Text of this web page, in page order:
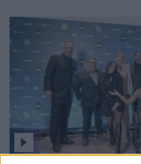
Άρης
Λεβαδειακός
Βόλος
Ατρόμητος Αθηνών
Μεγάλη μου Αγάπη
Μια Ιστορία από την Πόλη